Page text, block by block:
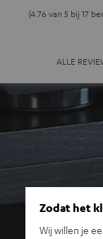
(4.76 van 5 bij 17
ALLE
Zodat het
Wij willen je